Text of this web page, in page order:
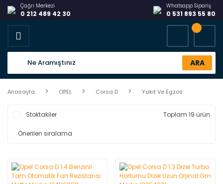
Çağrı Merkezi
0 212 489 42 30
Whatsapp Sipariş
0 531 893 55 80
ARA
Anasayfa OPEL Corsa D Yakıt Ve Egzos
Stoktakiler Toplam 19 ürün